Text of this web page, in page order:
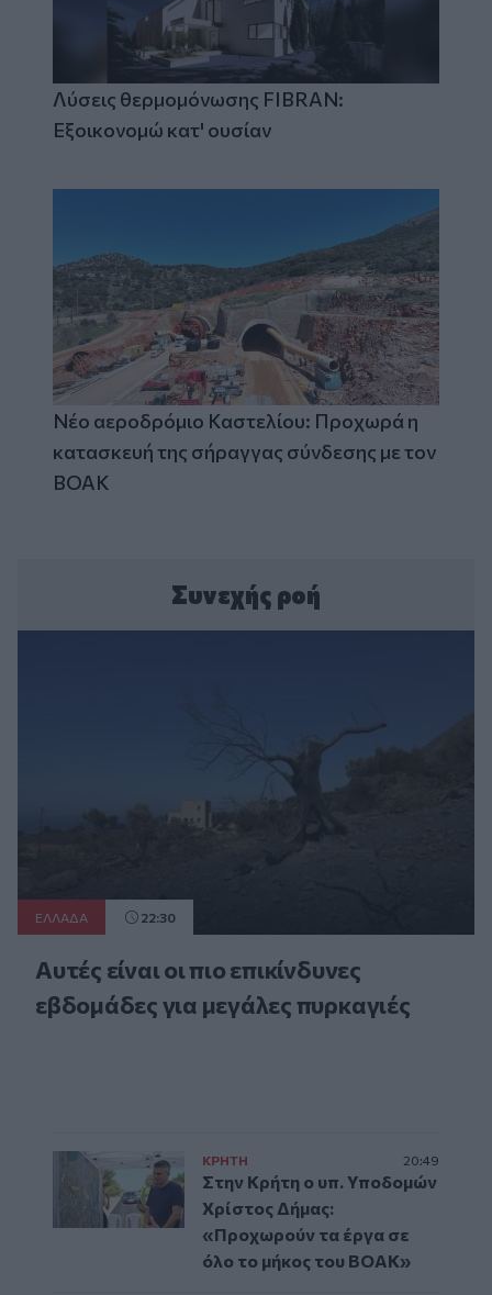
Λύσεις θερμομόνωσης FIBRAN:
Εξοικονομώ κατ' ουσίαν
Νέο αεροδρόμιο Καστελίου: Προχωρά η
κατασκευή της σήραγγας σύνδεσης με τον
ΒΟΑΚ
Συνεχής ροή
ΕΛΛAΔΑ 22:30
Αυτές είναι οι πιο επικίνδυνες
εβδομάδες για μεγάλες πυρκαγιές
ΚΡΗΤΗ 20:49
Στην Κρήτη ο υπ. Υποδομών
Χρίστος Δήμας:
«Προχωρούν τα έργα σε
όλο το μήκος του ΒΟΑΚ»